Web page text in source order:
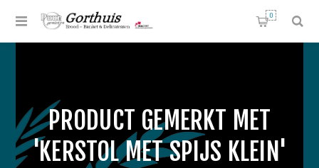
0
PRODUCT GEMERKT MET
'KERSTOL MET SPIJS KLEIN'